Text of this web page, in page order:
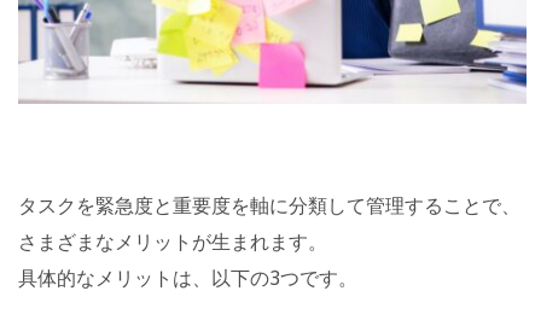
タスクを緊急度と重要度を軸に分類して管理することで、
さまざまなメリットが生まれます。
具体的なメリットは、以下の3つです。